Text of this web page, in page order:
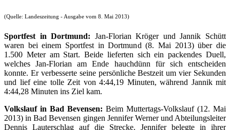
(Quelle: Landeszeitung - Ausgabe vom 8. Mai 2013)
Sportfest in Dortmund: Jan-Florian Kröger und Jannik Schütt
waren bei einem Sportfest in Dortmund (8. Mai 2013) über die
1.500 Meter am Start. Beide lieferten sich ein packendes Duell,
welches Jan-Florian am Ende hauchdünn für sich entscheiden
konnte. Er verbesserte seine persönliche Bestzeit um vier Sekunden
und lief eine tolle Zeit von 4:44,19 Minuten, während Jannik mit
4:44,28 Minuten ins Ziel kam.
Volkslauf in Bad Bevensen: Beim Muttertags-Volkslauf (12. Mai
2013) in Bad Bevensen gingen Jennifer Werner und Abteilungsleiter
Dennis Lauterschlag auf die Strecke. Jennifer belegte in ihrer